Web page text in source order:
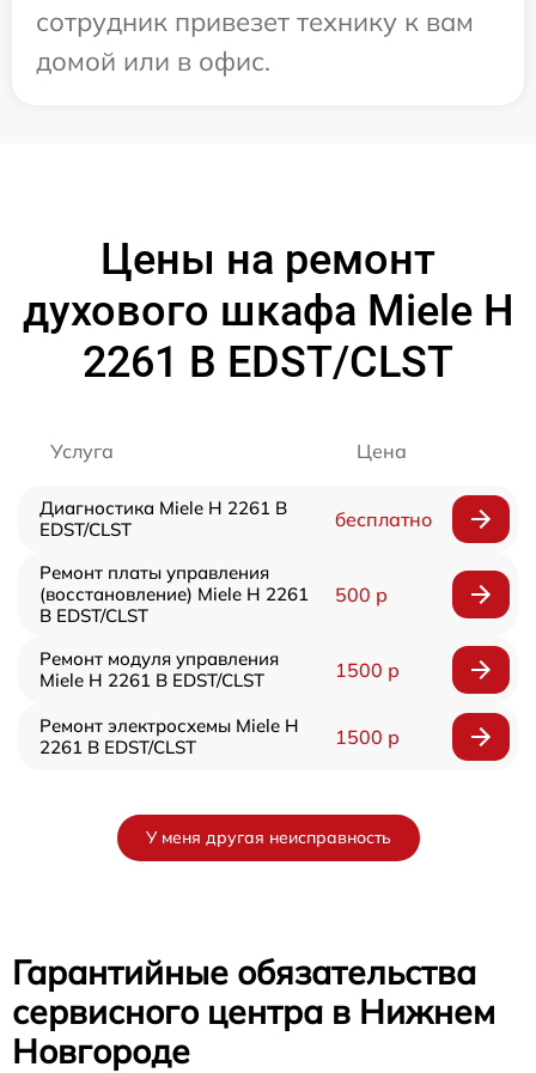
сотрудник привезет технику к вам
домой или в офис.
Цены на ремонт
духового шкафа Miele H
2261 B EDST/CLST
Услуга Цена
Диагностика Miele H 2261 B
EDST/CLST
бесплатно
Ремонт платы управления
(восстановление) Miele H 2261
B EDST/CLST
500 р
Ремонт модуля управления
Miele H 2261 B EDST/CLST
1500 р
Ремонт электросхемы Miele H
2261 B EDST/CLST
1500 р
У меня другая неисправность
Гарантийные обязательства
сервисного центра в Нижнем
Новгороде